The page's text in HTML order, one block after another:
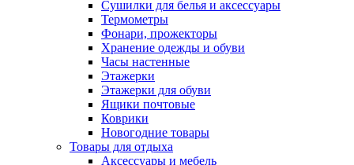
Сушилки для белья и аксессуары
Термометры
Фонари, прожекторы
Хранение одежды и обуви
Часы настенные
Этажерки
Этажерки для обуви
Ящики почтовые
Коврики
Новогодние товары
Товары для отдыха
Аксессуары и мебель